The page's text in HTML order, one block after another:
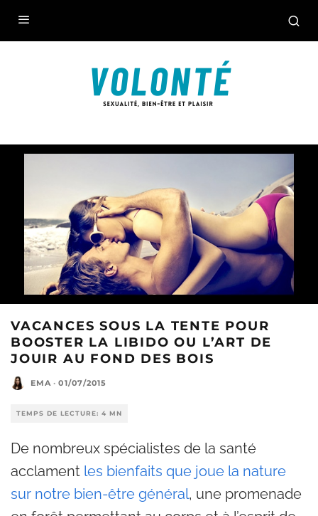
VACANCES SOUS LA TENTE POUR
BOOSTER LA LIBIDO OU L’ART DE
JOUIR AU FOND DES BOIS
EMA · 01/07/2015
TEMPS DE LECTURE: 4 MN
De nombreux spécialistes de la santé
acclament les bienfaits que joue la nature
sur notre bien-être général, une promenade